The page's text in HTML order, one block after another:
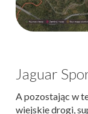
Jaguar
A pozostając w
wiejskie drogi,